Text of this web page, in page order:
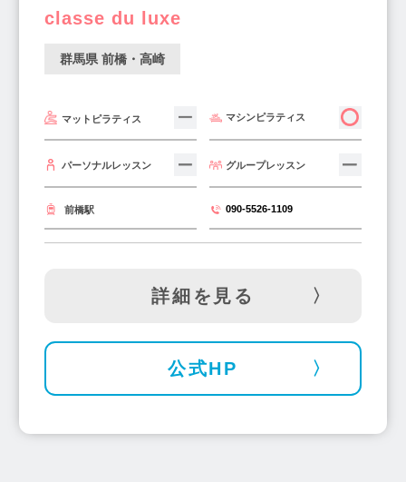
classe du luxe
群馬県 前橋・高崎
マットピラティス マシンピラティス
パーソナルレッスン グループレッスン
前橋駅 090-5526-1109
詳細を見る
公式HP